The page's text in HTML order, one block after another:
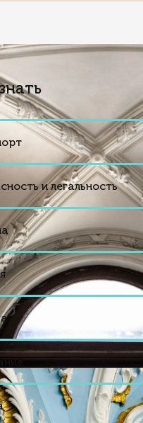
и легальность